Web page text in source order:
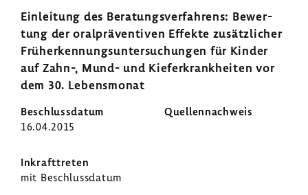
Einlei­tung des Bera­tungs­ver­fah­rens: Bewer­
tung der oral­prä­ven­tiven Effekte zusätz­li­cher
Früh­erken­nungs­un­ter­su­chungen für Kinder
auf Zahn-, Mund- und Kiefer­krank­heiten vor
dem 30. Lebens­monat
16.04.2015
mit Beschluss­datum